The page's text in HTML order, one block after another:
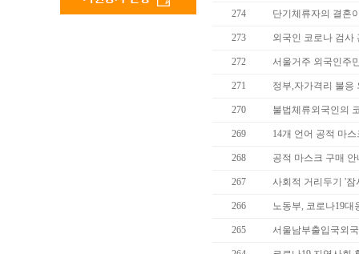
274 단기체류자의 결혼
273 외국인 코로나 검사
272 서울거주 외국인주
271 정부,자가격리 불
270 불법체류외국인의
269 14개 언어 공적 마
268 공적 마스크 구매 안
267 사회적 거리두기 '
266 노동부, 코로나19
265 서울남부출입국외